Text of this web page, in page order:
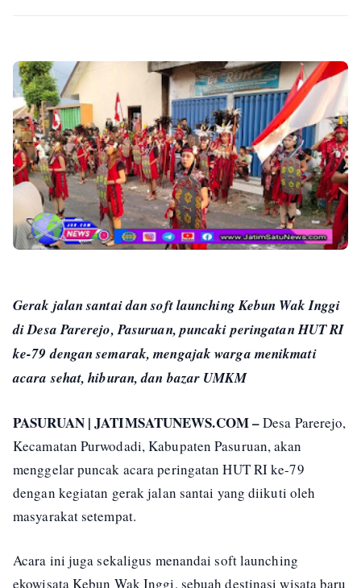
Gerak jalan santai dan soft launching Kebun Wak Inggi
di Desa Parerejo, Pasuruan, puncaki peringatan HUT RI
ke-79 dengan semarak, mengajak warga menikmati
acara sehat, hiburan, dan bazar UMKM
PASURUAN | JATIMSATUNEWS.COM –Desa Parerejo,
Kecamatan Purwodadi, Kabupaten Pasuruan, akan
menggelar puncak acara peringatan HUT RI ke-79
dengan kegiatan gerak jalan santai yang diikuti oleh
masyarakat setempat.
Acara ini juga sekaligus menandai soft launching
ekowisata Kebun Wak Inggi, sebuah destinasi wisata baru